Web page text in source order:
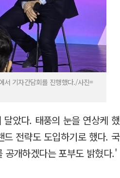
서 기자간담회를 진행했다./사진=
았다. 태풍의 눈을 연상케 했
전략도 도입하기로 했다. 국
공개하겠다는 포부도 밝혔다.'